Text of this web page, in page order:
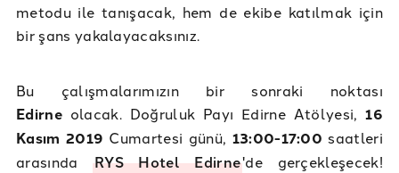
metodu ile tanışacak, hem de ekibe katılmak için
bir şans yakalayacaksınız.
Bu çalışmalarımızın bir sonraki noktası
Edirneolacak. Doğruluk Payı Edirne Atölyesi,16
Kasım 2019 Cumartesi günü, 13:00-17:00 saatleri
arasında RYS Hotel Edirne'de gerçekleşecek!